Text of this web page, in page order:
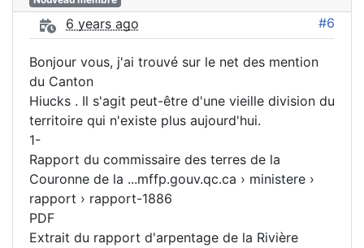
6 years ago #6
Bonjour vous, j'ai trouvé sur le net des mention
du Canton
Hiucks . Il s'agit peut-être d'une vieille division du
territoire qui n'existe plus aujourd'hui.
1-
Rapport du commissaire des terres de la
Couronne de la ...mffp.gouv.qc.ca › ministere ›
rapport › rapport-1886
PDF
Extrait du rapport d'arpentage de la Rivière